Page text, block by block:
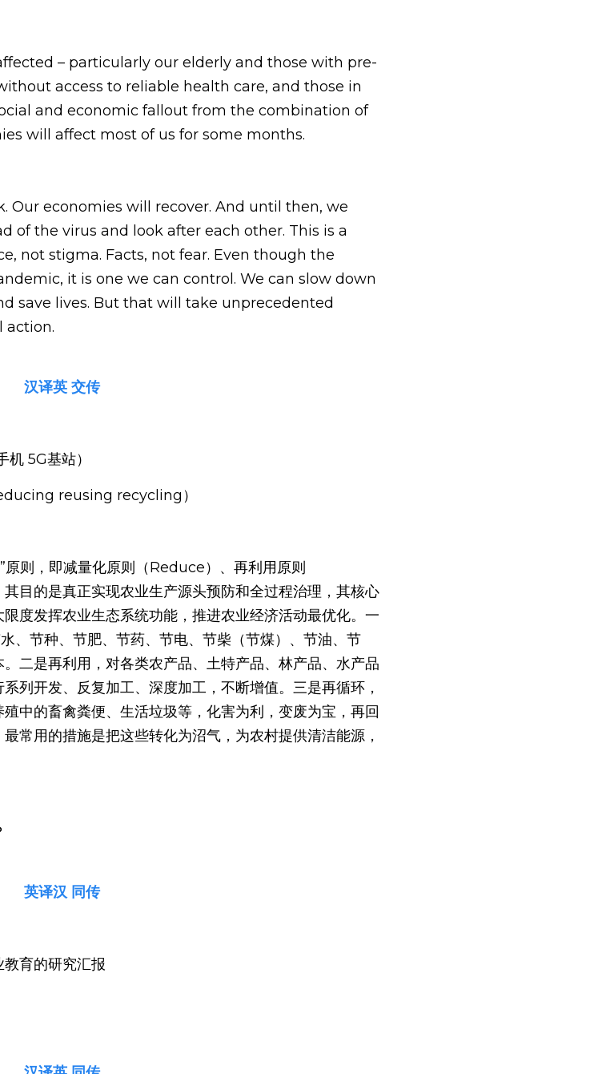
– particularly our elderly and those with pre-
access to reliable health care, and those in
and economic fallout from the combination of
will affect most of us for some months.
Our economies will recover. And until then, we
of the virus and look after each other. This is a
not stigma. Facts, not fear. Even though the
it is one we can control. We can slow down
save lives. But that will take unprecedented
action.
汉译英 交传
5G基站）
reusing recycling）
则，即减量化原则（Reduce）、再利用原则
目的是真正实现农业生产源头预防和全过程治理，其核心
度发挥农业生态系统功能，推进农业经济活动最优化。一
、节种、节肥、节药、节电、节柴（节煤）、节油、节
二是再利用，对各类农产品、土特产品、林产品、水产品
列开发、反复加工、深度加工，不断增值。三是再循环，
中的畜禽粪便、生活垃圾等，化害为利，变废为宝，再回
常用的措施是把这些转化为沼气，为农村提供清洁能源，
英译汉 同传
育的研究汇报